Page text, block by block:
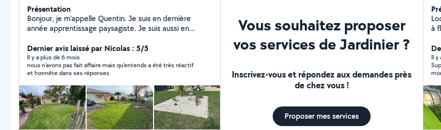
Présentation
Bonjour, je m'appelle Quentin. Je suis en dernière
année apprentissage paysagiste. Je suis aussi en
propose mes services pour de l'entretien de jardin,
mais aussi certaines créations paysagère, clôture,
massifs, plantation, et bien d'autres. Ce qui comprend
en entretien la taille de haie, tonte de pelouse,
nettoyage de terrasse, petit élagage et bien d'autres.
Dernier avis laissé par Nicolas : 5/5
Il y a plus de 6 mois
nous n'avons pas fait affaire mais qu'entends a été très réactif
et honnête dans ses réponses.
Vous souhaitez proposer
vos services de Jardinier ?
Inscrivez-vous et répondez aux demandes près
de chez vous !
Proposer mes services
à
Il y